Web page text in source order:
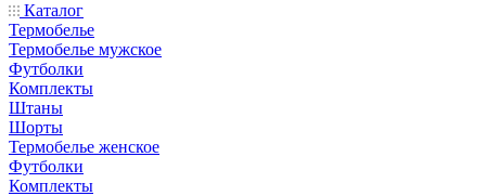
Каталог
Термобелье
Термобелье мужское
Футболки
Комплекты
Штаны
Шорты
Термобелье женское
Футболки
Комплекты